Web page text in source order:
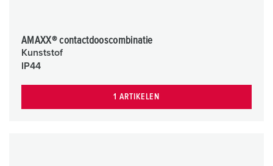
AMAXX® contactdooscombinatie
Kunststof
IP44
1 ARTIKELEN